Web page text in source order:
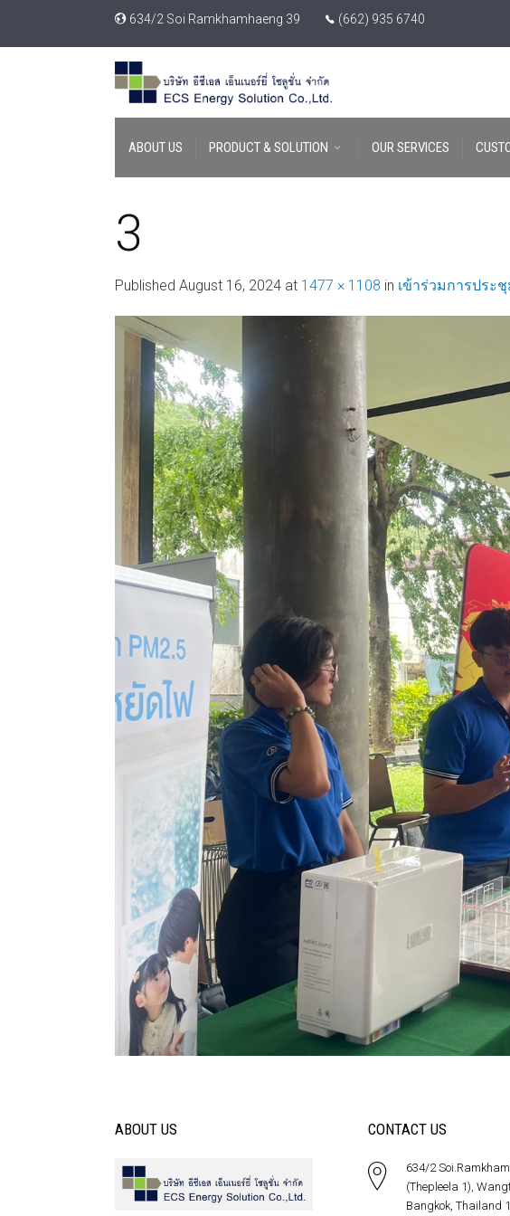
634/2 Soi Ramkhamhaeng 39 (662) 935 6740
ABOUT US PRODUCT & SOLUTION OUR SERVICES
3
Published August 16, 2024 at 1477 × 1108 in เข้าร่วมการประ
ABOUT US CONTACT US
634/2
(Thepleela 1),
Bangkok, Thailand